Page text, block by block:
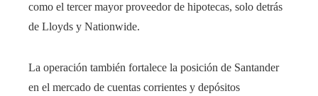
como el tercer mayor proveedor de hipotecas, solo detrás
de Lloyds y Nationwide.
La operación también fortalece la posición de Santander
en el mercado de cuentas corrientes y depósitos